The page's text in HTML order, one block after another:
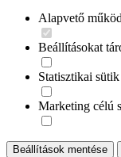
Alapvető
Beállításokat
Statisztikai sütik
Marketing célú
Beállítások mentése